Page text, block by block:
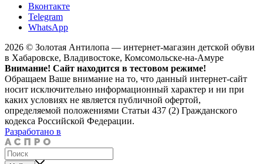
Вконтакте
Telegram
WhatsApp
2026 © Золотая Антилопа — интернет-магазин детской обуви
в Хабаровске, Владивостоке, Комсомольске-на-Амуре
Внимание! Сайт находится в тестовом режиме!
Обращаем Ваше внимание на то, что данный интернет-сайт
носит исключительно информационный характер и ни при
каких условиях не является публичной офертой,
определяемой положениями Статьи 437 (2) Гражданского
кодекса Российской Федерации.
Разработано в